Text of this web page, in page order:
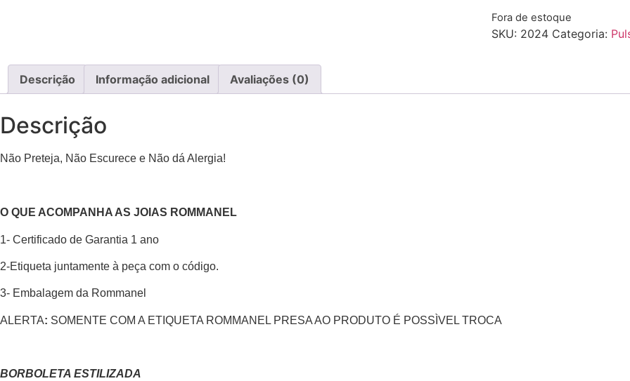
Fora de estoque
SKU: 2024 Categoria:
Descrição Informação adicional Avaliações (0)
Descrição
Não Preteja, Não Escurece e Não dá Alergia!
O QUE ACOMPANHA AS JOIAS ROMMANEL
1- Certificado de Garantia 1 ano
2-Etiqueta juntamente à peça com o código.
3- Embalagem da Rommanel
ALERTA: SOMENTE COM A ETIQUETA ROMMANEL PRESA AO PRODUTO É POSSÌVEL TROCA
BORBOLETA ESTILIZADA